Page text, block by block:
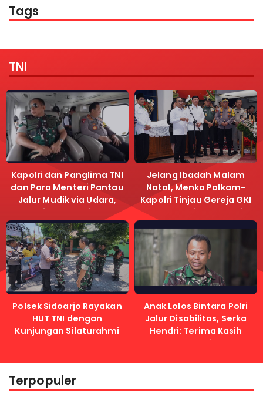
Tags
TNI
Kapolri dan Panglima TNI
dan Para Menteri Pantau
Jalur Mudik via Udara,
Pastikan Lalu Lintas
Lancar
Jelang Ibadah Malam
Natal, Menko Polkam-
Kapolri Tinjau Gereja GKI
Samanhudi dan Gereja
Polsek Sidoarjo Rayakan
HUT TNI dengan
Kunjungan Silaturahmi
Anak Lolos Bintara Polri
Jalur Disabilitas, Serka
Hendri: Terima Kasih
Kapolri
Terpopuler